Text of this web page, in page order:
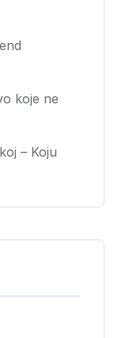
koje ne
– Koju